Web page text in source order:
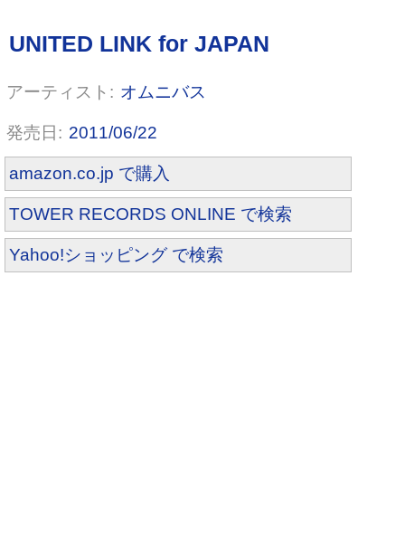
オムニバス
2011/06/22
amazon.co.jp で購入
TOWER RECORDS ONLINE で検索
Yahoo!ショッピング で検索